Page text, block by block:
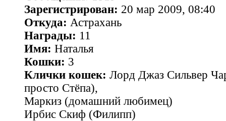
Зарегистрирован: 20 мар 2009, 08:40
Откуда: Астрахань
Награды: 11
Имя: Наталья
Кошки: 3
Клички кошек: Лорд Джаз Сильвер
просто Стёпа),
Маркиз (домашний любимец)
Ирбис Скиф (Филипп)